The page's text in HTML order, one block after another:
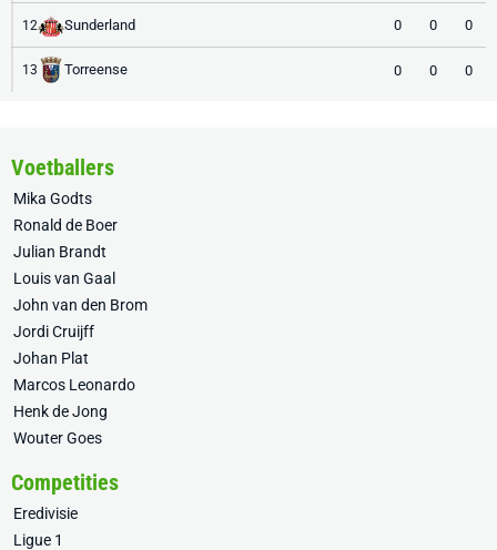
12 Sunderland 0 0 0
13 Torreense 0 0 0
Voetballers
Mika Godts
Ronald de Boer
Julian Brandt
Louis van Gaal
John van den Brom
Jordi Cruijff
Johan Plat
Marcos Leonardo
Henk de Jong
Wouter Goes
Competities
Eredivisie
Ligue 1